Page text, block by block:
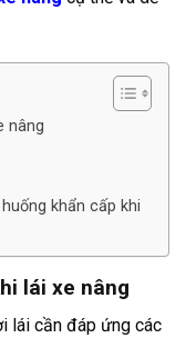
nâng
khẩn cấp khi
lái xe nâng
lái cần đáp ứng các